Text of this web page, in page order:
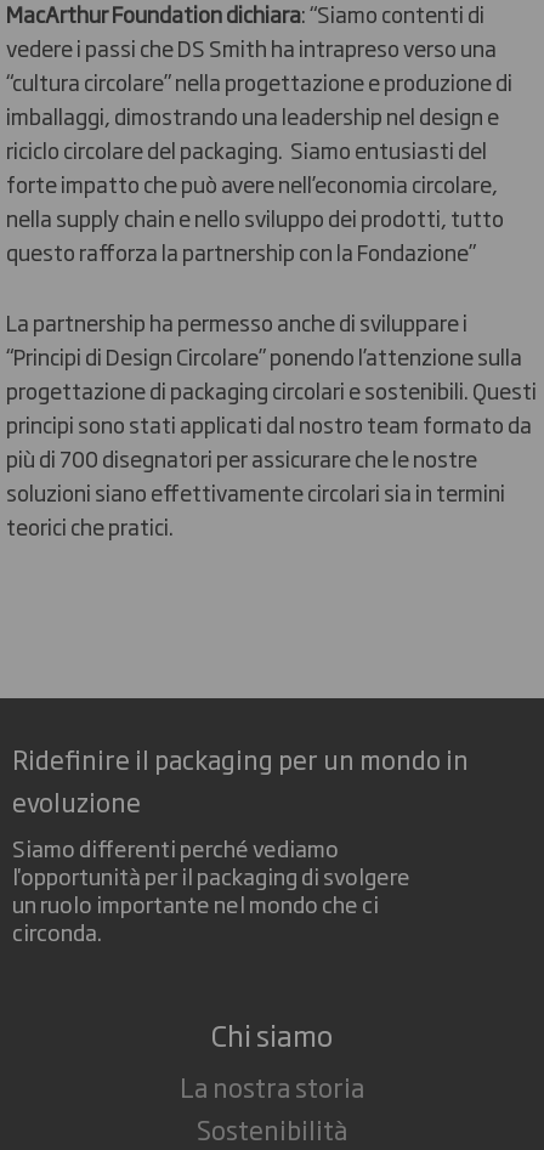
MacArthur Foundation dichiara: “Siamo contenti di
vedere i passi che DS Smith ha intrapreso verso una
“cultura circolare” nella progettazione e produzione di
imballaggi, dimostrando una leadership nel design e
riciclo circolare del packaging. Siamo entusiasti del
forte impatto che può avere nell’economia circolare,
nella supply chain e nello sviluppo dei prodotti, tutto
questo rafforza la partnership con la Fondazione”
La partnership ha permesso anche di sviluppare i
“Principi di Design Circolare” ponendo l’attenzione sulla
progettazione di packaging circolari e sostenibili. Questi
principi sono stati applicati dal nostro team formato da
più di 700 disegnatori per assicurare che le nostre
soluzioni siano effettivamente circolari sia in termini
teorici che pratici.
Ridefinire il packaging per un mondo in
evoluzione
Siamo differenti perché vediamo
l'opportunità per il packaging di svolgere
un ruolo importante nel mondo che ci
circonda.
Chi siamo
La nostra storia
Sostenibilità